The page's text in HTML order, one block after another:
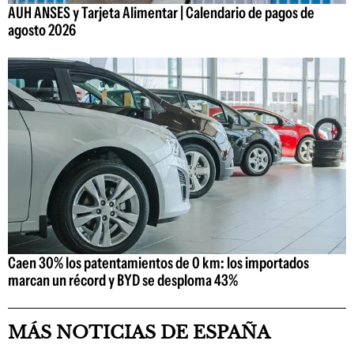
AUH ANSES y Tarjeta Alimentar | Calendario de pagos de
agosto 2026
Caen 30% los patentamientos de 0 km: los importados
marcan un récord y BYD se desploma 43%
MÁS NOTICIAS DE ESPAÑA